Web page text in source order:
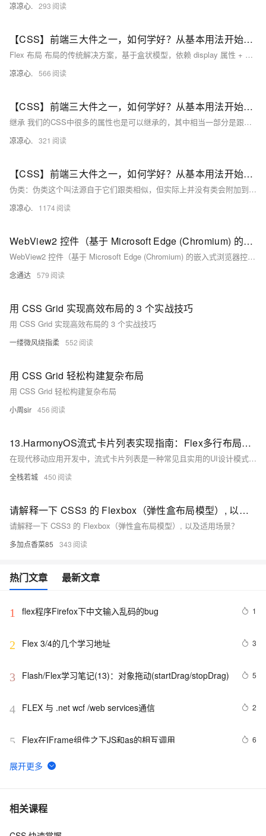
凉凉心. 293
【CSS】前端三大件之一，如何学好？从基本用法开始吧！（六）：全方面分析css的Flex布局，从纵、横两个坐标开始进行居中、两端等元素分布模式；刨析元素间隔、排序模式等
Flex 布局 布局的传统解决方案，基于盒状模型，依赖 display 属性 + position属性 + float属性。它对于那些特殊布局非常不方便，比如，垂直居中就不容易实现。 2009年，W3C 提出了一种新的方案----Flex 布局，可以简便、完整、响应式地实现各种页面布局。目前，它已经得到了所有浏览器的支持，这意味着，现在就能很安全地使用这项功能。 一、Flex 布局是什么？ Flex 是 Flexible Box 的缩写，意为"弹性布局"，用来为盒状模型提供最大的灵活性。
凉凉心. 566
【CSS】前端三大件之一，如何学好？从基本用法开始吧！（三）：元素继承关系、层叠样式规则、字体属性、文本属性；针对字体和文本作样式修改
继承 我们的CSS中很多的属性也是可以继承的，其中相当一部分是跟文字的相关的，比如说颜色、字体、字号。 当然还有一部分是不能继承的。 例如边框、内外边距。 层叠 层叠是CSS的核心机制。 层叠的工作机制： 当元素的同一个样式属性有多种样式值的时候，CSS就是靠层叠机制来决定最终应用哪种样式。 层叠规则： 层叠规则一：找到应用给每个元素和属性的声明。 说明：浏览器在加载每个页面时，都会据此查找到每条CSS规则， 并标识出所有受到影响的HTML元素。
凉凉心. 321
【CSS】前端三大件之一，如何学好？从基本用法开始吧！（二）：CSS伪类：UI伪类、结构化伪类；通过伪类获得子元素的第n个元素；创建一个伪元素展示在页面中；获得最后一个元素；处理聚焦元素的样式
伪类：伪类这个叫法源自于它们跟类相似，但实际上并没有类会附加到标记中的标签上。 伪类分为两种(以及新增的伪类选择器)： UI伪类：会在HTML元素处于某种状态时(例如：鼠标指针位于连接上)，为该元素应用CSS样式。 :hover 结构化伪类：会在标记中存在某种结构上的关系时 例如： 某元素是一组元素中的第一个或最后一个，为该元素应用CSS样式。 :not和:target(CSS3新增的两个特殊的伪类选择器)
凉凉心. 1174
WebView2 控件（基于 Microsoft Edge (Chromium) 的嵌入式浏览器控件），保存资源(图片、脚本、CSS)
WebView2 控件（基于 Microsoft Edge (Chromium) 的嵌入式浏览器控件），保存资源(图片、脚本、CSS)
念通达 579
用 CSS Grid 实现高效布局的 3 个实战技巧
用 CSS Grid 实现高效布局的 3 个实战技巧
一缕微风绕指柔 552
用 CSS Grid 轻松构建复杂布局
用 CSS Grid 轻松构建复杂布局
小周sir 456
13.HarmonyOS流式卡片列表实现指南：Flex多行布局详解
在现代移动应用开发中，流式卡片列表是一种常见且实用的UI设计模式。它能够自适应屏幕宽度，在有限空间内高效展示多个内容项。本教程将详细讲解如何使用HarmonyOS的ArkUI框架中的Flex组件实现一个灵活的流式卡片列表，重点关注多行布局与对齐策略的应用。
全栈若城 450
请解释一下 CSS3 的 Flexbox（弹性盒布局模型）, 以及适用场景？
请解释一下 CSS3 的 Flexbox（弹性盒布局模型）, 以及适用场景？
多加点香菜85 343
热门文章 最新文章
1 flex程序Firefox下中文输入乱码的bug 1
2 Flex 3/4的几个学习地址 3
3 Flash/Flex学习笔记(13)：对象拖动(startDrag/stopDrag) 5
4 FLEX 与 .net wcf /web services通信 2
5 Flex在IFrame组件之下JS和as的相互调用 6
6 uni-app学习笔记-引入全局uni.css和flex布局（七）
7 Flash/Flex学习笔记(28)：动态文本的滚动控制
相关课程